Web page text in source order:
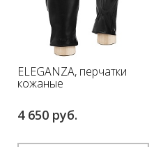
ELEGANZA, перчатки
кожаные
4 650 руб.